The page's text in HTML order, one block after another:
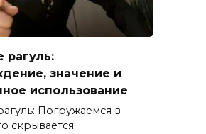
рагуль:
значение и
использование
Погружаемся в
скрывается